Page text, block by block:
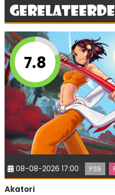
7.8
08-08-2026 17:00 PS5
Akatori